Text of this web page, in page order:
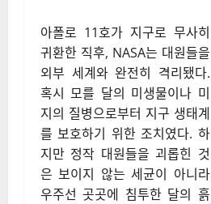
아폴로 11호가 지구로 무사히
귀환한 직후, NASA는 대원들을
외부 세계와 완전히 격리됐다.
혹시 모를 달의 미생물이나 미
지의 질병으로부터 지구 생태계
를 보호하기 위한 조치였다. 하
지만 정작 대원들을 괴롭힌 것
은 보이지 않는 세균이 아니라
우주선 곳곳에 침투한 달의 흙